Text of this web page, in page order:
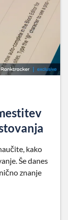
kako
Še danes
znanje